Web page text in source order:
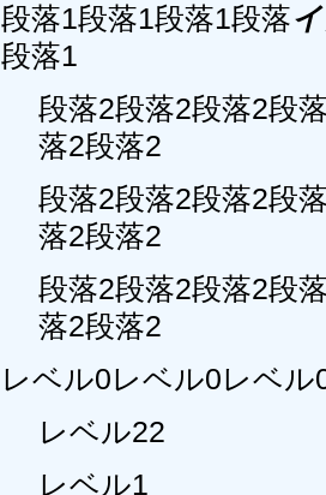
段落1段落1段落1段落
段落1
段落2段落2段落2段
落2段落2
段落2段落2段落2段
落2段落2
段落2段落2段落2段
落2段落2
レベル0レベル0レベ
レベル22
レベル1